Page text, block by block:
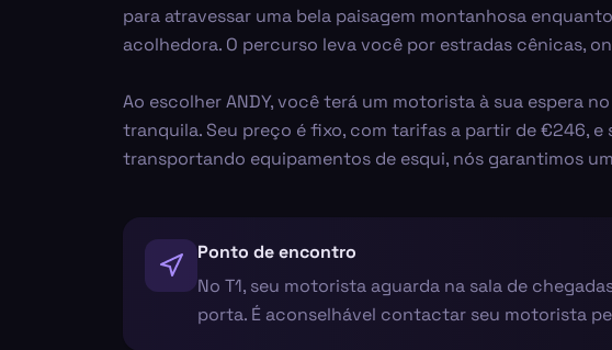
para atravessar uma bela paisagem montanhosa
acolhedora. O percurso leva você por estradas cênicas,
Ao escolher ANDY, você terá um motorista à sua espera
tranquila. Seu preço é fixo, com tarifas a partir de €246,
transportando equipamentos de esqui, nós garantimos
Ponto de encontro
No T1, seu motorista aguarda na sala de
porta. É aconselhável contactar seu motorista